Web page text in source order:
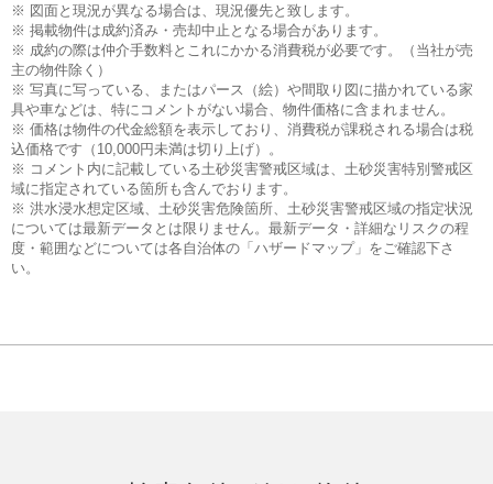
※ 図面と現況が異なる場合は、現況優先と致します。
※ 掲載物件は成約済み・売却中止となる場合があります。
※ 成約の際は仲介手数料とこれにかかる消費税が必要です。（当社が売
主の物件除く）
※ 写真に写っている、またはパース（絵）や間取り図に描かれている家
具や車などは、特にコメントがない場合、物件価格に含まれません。
※ 価格は物件の代金総額を表示しており、消費税が課税される場合は税
込価格です（10,000円未満は切り上げ）。
※ コメント内に記載している土砂災害警戒区域は、土砂災害特別警戒区
域に指定されている箇所も含んでおります。
※ 洪水浸水想定区域、土砂災害危険箇所、土砂災害警戒区域の指定状況
については最新データとは限りません。最新データ・詳細なリスクの程
度・範囲などについては各自治体の「ハザードマップ」をご確認下さ
い。